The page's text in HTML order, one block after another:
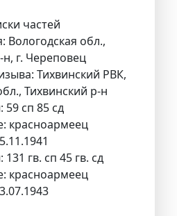
частей
Вологодская обл.,
г. Череповец
Тихвинский РВК,
Тихвинский р-н
сп 85 сд
красноармеец
гв. сп 45 гв. сд
красноармеец